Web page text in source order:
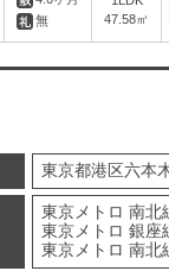
無
47.58㎡
東京都港区六本
東京メトロ 南北
東京メトロ 銀座
東京メトロ 南北